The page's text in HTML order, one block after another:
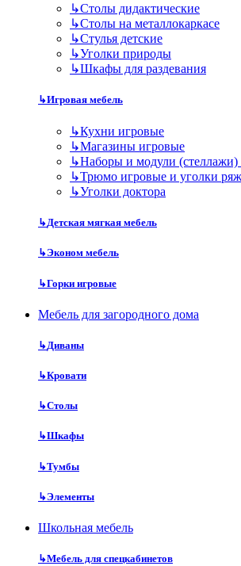
↳Столы дидактические
↳Столы на металлокаркасе
↳Стулья детские
↳Уголки природы
↳Шкафы для раздевания
↳Игровая мебель
↳Кухни игровые
↳Магазины игровые
↳Наборы и модули (стеллажи)
↳Трюмо игровые и уголки
↳Уголки доктора
↳Детская мягкая мебель
↳Эконом мебель
↳Горки игровые
Мебель для загородного дома
↳Диваны
↳Кровати
↳Столы
↳Шкафы
↳Тумбы
↳Элементы
Школьная мебель
↳Мебель для спецкабинетов